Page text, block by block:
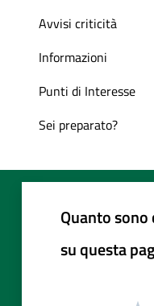
Avvisi criticità
Informazioni
Punti di Interesse
Sei preparato?
Quanto
su questa